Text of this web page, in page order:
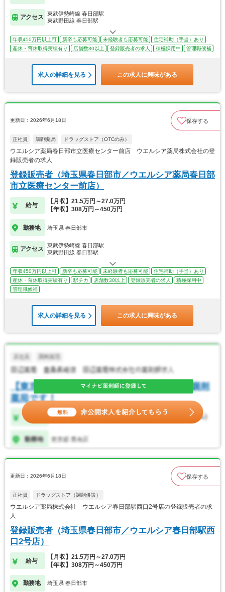
アクセス
東武伊勢崎線 春日部駅
東武野田線 春日部駅
年収450万円以上可 新卒も応募可能 未経験者も応募可能
住宅補助（手当）あり
産休・育休取得実績有り
店舗数30以上 登録販売者の求人 積極採用中 管理職候補
求人の詳細を見る この求人に興味がある
更新日：2026年6月18日 保存する
正社員 調剤薬局 ドラッグストア（OTCのみ）
ウエルシア薬局春日部市立医療センター前店 ウエルシア薬局株式会社の登
録販売者の求人
登録販売者（埼玉県春日部市／ウエルシア薬局春日部
市立医療センター前店）
給与
【月収】21.5万円～27.0万円
【年収】308万円～450万円
勤務地 埼玉県 春日部市
アクセス
東武伊勢崎線 春日部駅
東武野田線 春日部駅
年収450万円以上可 新卒も応募可能 未経験者も応募可能
住宅補助（手当）あり
産休・育休取得実績有り
駅チカ 店舗数30以上 登録販売者の求人
積極採用中
管理職候補
求人の詳細を見る この求人に興味がある
更新日：2026年6月18日 保存する
正社員 ドラッグストア（調剤併設）
ウエルシア薬局株式会社 ウエルシア春日部駅西口2号店の登録販売者の求
人
登録販売者（埼玉県春日部市／ウエルシア春日部駅西
口2号店）
給与
【月収】21.5万円～27.0万円
【年収】308万円～450万円
勤務地 埼玉県 春日部市